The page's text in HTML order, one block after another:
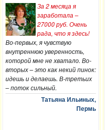
За 2 месяца я
заработала –
27000 руб. Очень
рада, что я здесь!
Во-первых, я чувствую
внутреннюю уверенность,
которой мне не хватало. Во-
вторых – это как некий пинок:
идешь и делаешь. В-третьих
– поток сильный.
Татьяна Ильиных,
Пермь